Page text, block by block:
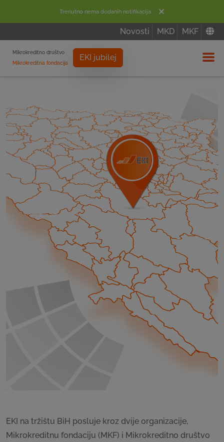
Trenutno nema dodanih notifikacija
Novosti MKD MKF
Mikrokreditno društvo
Mikrokreditna fondacija
EKI jubilej
EKI na tržištu BiH posluje kroz dvije organizacije,
Mikrokreditnu fondaciju (MKF) i Mikrokreditno društvo